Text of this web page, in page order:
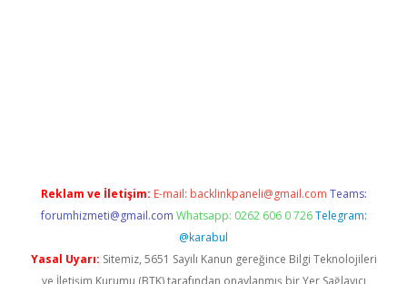
Reklam ve İletişim: E-mail: backlinkpaneli@gmail.com Teams:
forumhizmeti@gmail.com Whatsapp: 0262 606 0 726 Telegram:
@karabul
Yasal Uyarı: Sitemiz, 5651 Sayılı Kanun gereğince Bilgi Teknolojileri
ve İletişim Kurumu (BTK) tarafından onaylanmış bir Yer Sağlayıcı